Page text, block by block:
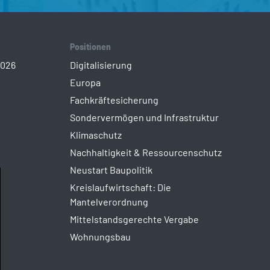
Positionen
Digitalisierung
Europa
Fachkräftesicherung
Sondervermögen und Infrastruktur
Klimaschutz
Nachhaltigkeit & Ressourcenschutz
Neustart Baupolitik
Kreislaufwirtschaft: Die
Mantelverordnung
Mittelstandsgerechte Vergabe
Wohnungsbau